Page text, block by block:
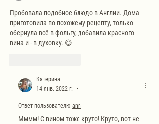
Пробовала подобное блюдо в Англии. Дома
приготовила по похожему рецепту, только
обернула всё в фольгу, добавила красного
вина и - в духовку. 😋
Катерина
14 янв. 2022 г.
•
Ответ пользователю ann
Мммм! С вином тоже круто! Круто, вот не